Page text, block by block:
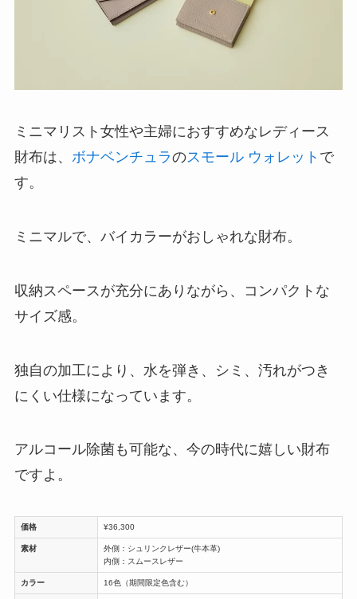
ミニマリスト女性や主婦におすすめなレディース
財布は、 ボナベンチュラのスモール ウォレット で
す。
ミニマルで、バイカラーがおしゃれな財布。
収納スペースが充分にありながら、コンパクトな
サイズ感。
独自の加工により、水を弾き、シミ、汚れがつき
にくい仕様になっています。
アルコール除菌も可能な、今の時代に嬉しい財布
ですよ。
価格 ¥36,300
素材
外側：シュリンクレザー(牛本革)
内側：スムースレザー
カラー 16色（期間限定色含む）